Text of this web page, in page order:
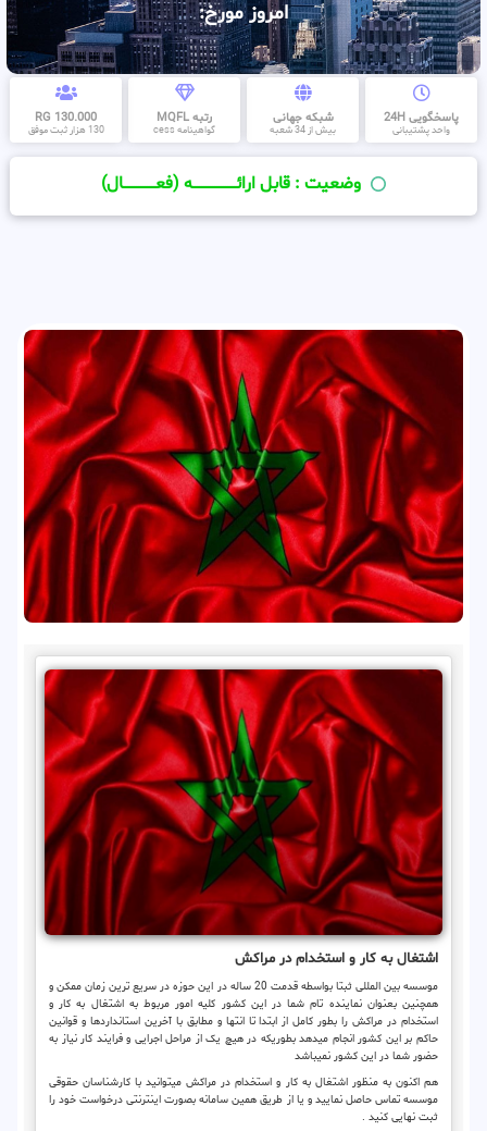
امروز مورخ:
پاسخگویی 24H
واحد پشتیبانی
شبکه جهانی
بیش از 34 شعبه
رتبه MQFL
گواهینامه cess
130.000 RG
130 هزار ثبت موفق
وضعیت : قابل ارائــــــــــــــــــــه (فعـــــــــــــــال)
اشتغال به کار و استخدام در مراکش
موسسه بین المللی ثبتا بواسطه قدمت 20 ساله در این حوزه در سریع ترین زمان ممکن و
همچنین بعنوان نماینده تام شما در این کشور کلیه امور مربوط به اشتغال به کار و
استخدام در مراکش را بطور کامل از ابتدا تا انتها و مطابق با آخرین استانداردها و قوانین
حاکم بر این کشور انجام میدهد بطوریکه در هیچ یک از مراحل اجرایی و فرایند کار نیاز به
حضور شما در این کشور نمیباشد
هم اکنون به منظور اشتغال به کار و استخدام در مراکش میتوانید با کارشناسان حقوقی
موسسه تماس حاصل نمایید و یا از طریق همین سامانه بصورت اینترنتی درخواست خود را
ثبت نهایی کنید .